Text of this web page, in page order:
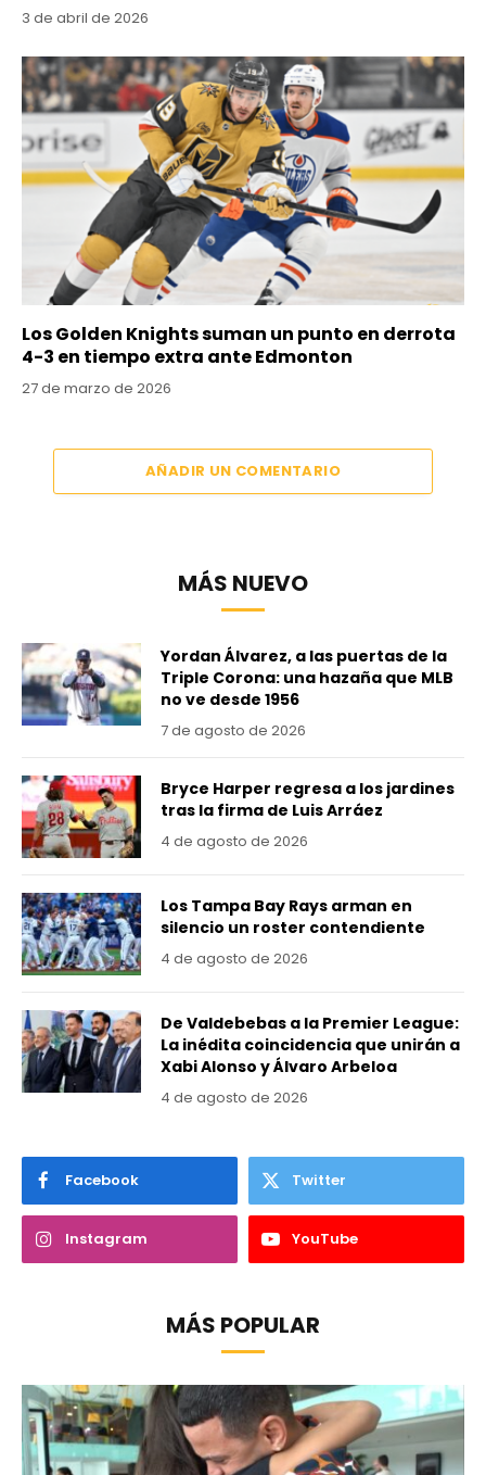
3 de abril de 2026
Los Golden Knights suman un punto en derrota
4-3 en tiempo extra ante Edmonton
27 de marzo de 2026
AÑADIR UN COMENTARIO
MÁS NUEVO
Yordan Álvarez, a las puertas de la
Triple Corona: una hazaña que MLB
no ve desde 1956
7 de agosto de 2026
Bryce Harper regresa a los jardines
tras la firma de Luis Arráez
4 de agosto de 2026
Los Tampa Bay Rays arman en
silencio un roster contendiente
4 de agosto de 2026
De Valdebebas a la Premier League:
La inédita coincidencia que unirán a
Xabi Alonso y Álvaro Arbeloa
4 de agosto de 2026
Facebook Twitter
Instagram YouTube
MÁS POPULAR